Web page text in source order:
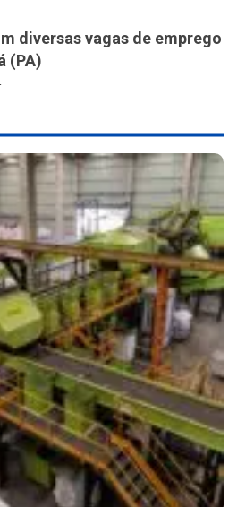
diversas vagas de emprego
(PA)